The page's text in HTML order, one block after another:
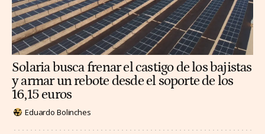
Solaria busca frenar el castigo de los bajistas
y armar un rebote desde el soporte de los
16,15 euros
Eduardo Bolinches